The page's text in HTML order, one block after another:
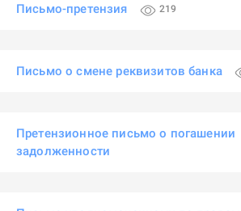
Письмо-претензия 219
Письмо о смене реквизитов банка
Претензионное письмо о погашении
задолженности